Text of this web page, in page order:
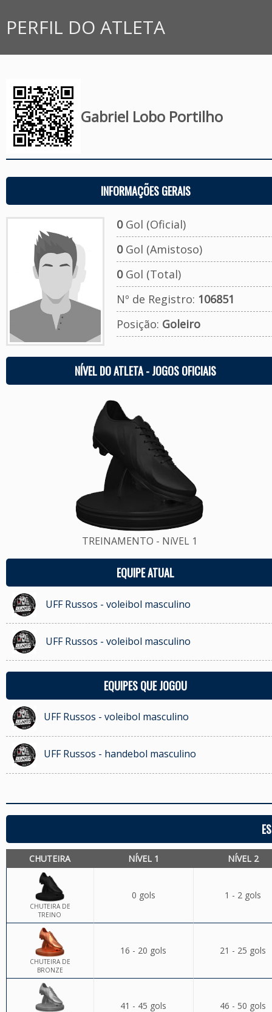
PERFIL DO ATLETA
Gabriel Lobo Portilho
INFORMAÇÕES GERAIS
0Gol (Oficial)
0Gol (Amistoso)
0Gol (Total)
Nº de Registro: 106851
Posição: Goleiro
NÍVEL DO ATLETA - JOGOS OFICIAIS
TREINAMENTO - NíVEL 1
EQUIPE ATUAL
UFF Russos - voleibol masculino
UFF Russos - voleibol masculino
EQUIPES QUE JOGOU
UFF Russos - voleibol masculino
UFF Russos - handebol masculino
CHUTEIRA NÍVEL 1 NÍVEL 2
CHUTEIRA DE
TREINO
0 gols 1 - 2 gols
CHUTEIRA DE
BRONZE
16 - 20 gols 21 - 25 gols
41 - 45 gols 46 - 50 gols